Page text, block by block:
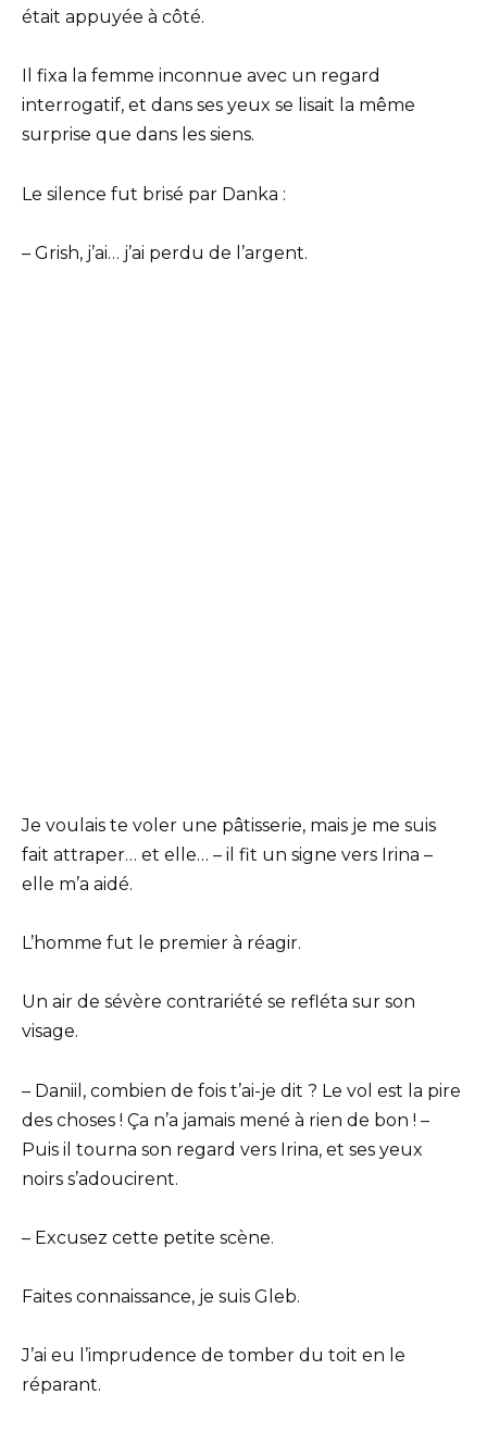
était appuyée à côté.
Il fixa la femme inconnue avec un regard
interrogatif, et dans ses yeux se lisait la même
surprise que dans les siens.
Le silence fut brisé par Danka :
– Grish, j’ai… j’ai perdu de l’argent.
Je voulais te voler une pâtisserie, mais je me suis
fait attraper… et elle… – il fit un signe vers Irina –
elle m’a aidé.
L’homme fut le premier à réagir.
Un air de sévère contrariété se refléta sur son
visage.
– Daniil, combien de fois t’ai-je dit ? Le vol est la pire
des choses ! Ça n’a jamais mené à rien de bon ! –
Puis il tourna son regard vers Irina, et ses yeux
noirs s’adoucirent.
– Excusez cette petite scène.
Faites connaissance, je suis Gleb.
J’ai eu l’imprudence de tomber du toit en le
réparant.